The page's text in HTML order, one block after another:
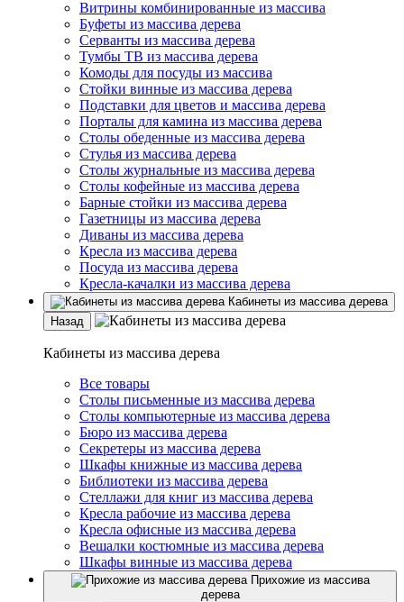
Витрины комбинированные из массива
Буфеты из массива дерева
Серванты из массива дерева
Тумбы ТВ из массива дерева
Комоды для посуды из массива
Стойки винные из массива дерева
Подставки для цветов и массива дерева
Порталы для камина из массива дерева
Столы обеденные из массива дерева
Стулья из массива дерева
Столы журнальные из массива дерева
Столы кофейные из массива дерева
Барные стойки из массива дерева
Газетницы из массива дерева
Диваны из массива дерева
Кресла из массива дерева
Посуда из массива дерева
Кресла-качалки из массива дерева
Кабинеты из массива дерева
Назад
Кабинеты из массива дерева
Все товары
Столы письменные из массива дерева
Столы компьютерные из массива дерева
Бюро из массива дерева
Секретеры из массива дерева
Шкафы книжные из массива дерева
Библиотеки из массива дерева
Стеллажи для книг из массива дерева
Кресла рабочие из массива дерева
Кресла офисные из массива дерева
Вешалки костюмные из массива дерева
Шкафы винные из массива дерева
Прихожие из массива
дерева